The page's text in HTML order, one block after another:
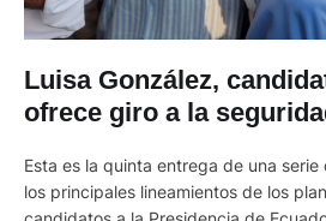
Luisa González,
ofrece giro a la
Esta es la quinta entrega de una
los principales lineamientos de los